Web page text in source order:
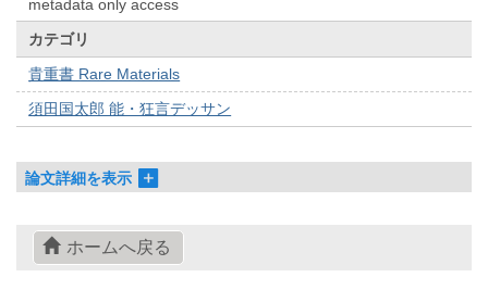
metadata only access
カテゴリ
貴重書 Rare Materials
須田国太郎 能・狂言デッサン
論文詳細を表示
ホームへ戻る